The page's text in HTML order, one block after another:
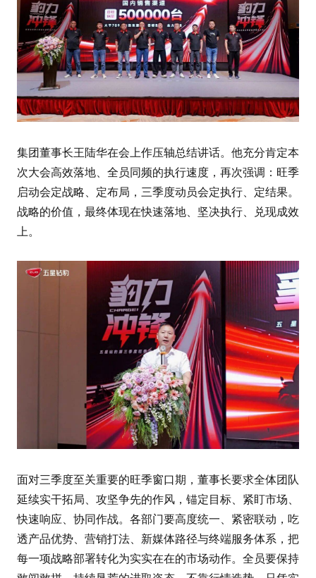
集团董事长王陆华在会上作压轴总结讲话。他充分肯定本
次大会高效落地、全员同频的执行速度，再次强调：旺季
启动会定战略、定布局，三季度动员会定执行、定结果。
战略的价值，最终体现在快速落地、坚决执行、兑现成效
上。
面对三季度至关重要的旺季窗口期，董事长要求全体团队
延续实干拓局、攻坚争先的作风，锚定目标、紧盯市场、
快速响应、协同作战。各部门要高度统一、紧密联动，吃
透产品优势、营销打法、新媒体路径与终端服务体系，把
每一项战略部署转化为实实在在的市场动作。全员要保持